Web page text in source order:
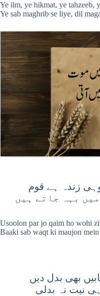
Ye ilm, ye hikmat, ye tahzeeb,
Ye sab maghrib se liye, dil
زندہ ہے قوم
بہہ جاتے ہیں
Usoolon par jo qaim ho wohi
Baaki sab waqt ki maujon mein
بھی بدل دیں
نیت نہ بدلی